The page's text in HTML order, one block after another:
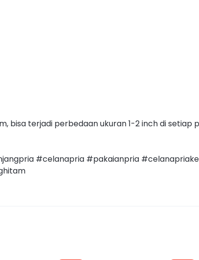
bisa terjadi perbedaan ukuran 1-2 inch di
#celanapria #pakaianpria